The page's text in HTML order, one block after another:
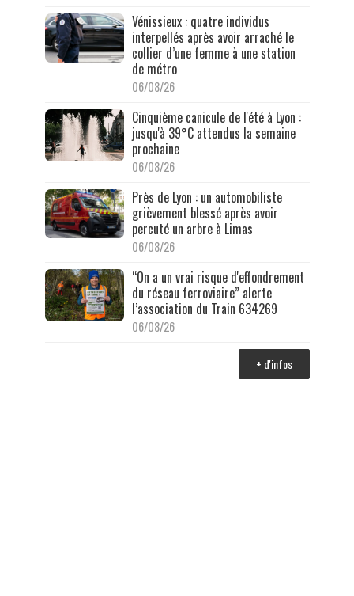
Vénissieux : quatre individus
interpellés après avoir arraché le
collier d’une femme à une station
de métro
06/08/26
Cinquième canicule de l'été à Lyon :
jusqu'à 39°C attendus la semaine
prochaine
06/08/26
Près de Lyon : un automobiliste
grièvement blessé après avoir
percuté un arbre à Limas
06/08/26
“On a un vrai risque d'effondrement
du réseau ferroviaire” alerte
l’association du Train 634269
06/08/26
+ d'infos